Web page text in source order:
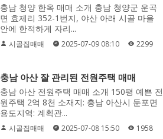
충남 청양 한옥 매매 소개 충남 청양군 운곡
면 효제리 352-1번지, 야산 아래 시골 마을
안에 한적하게 자리...
시골집매매 2025-07-09 08:10 2299
충남 아산 잘 관리된 전원주택 매매
충남 아산 전원주택 매매 소개 150평 예쁜 전
원주택 2억 8천 소재지: 충남 아산시 둔포면
용도지역: 계획관...
시골집매매 2025-07-08 15:50 1958